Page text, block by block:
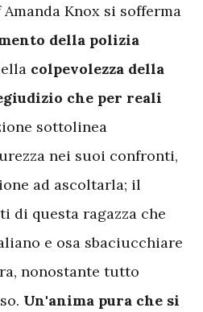
Knox si sofferma
della polizia
colpevolezza della
che per reali
sottolinea
nei suoi confronti,
ad ascoltarla; il
di questa ragazza che
e osa sbaciucchiare
nonostante tutto
Un'anima pura che si